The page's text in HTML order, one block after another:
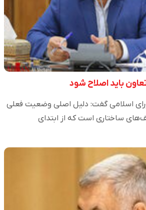
باید اصلاح شود
اسلامی گفت: دلیل اصلی وضعیت فعلی
ساختاری است که از ابتدای